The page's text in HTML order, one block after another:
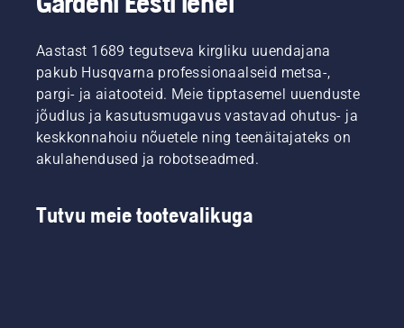
Aastast 1689 tegutseva kirgliku uuendajana
pakub Husqvarna professionaalseid metsa-,
pargi- ja aiatooteid. Meie tipptasemel uuenduste
jõudlus ja kasutusmugavus vastavad ohutus- ja
keskkonnahoiu nõuetele ning teenäitajateks on
akulahendused ja robotseadmed.
Tutvu meie tootevalikuga